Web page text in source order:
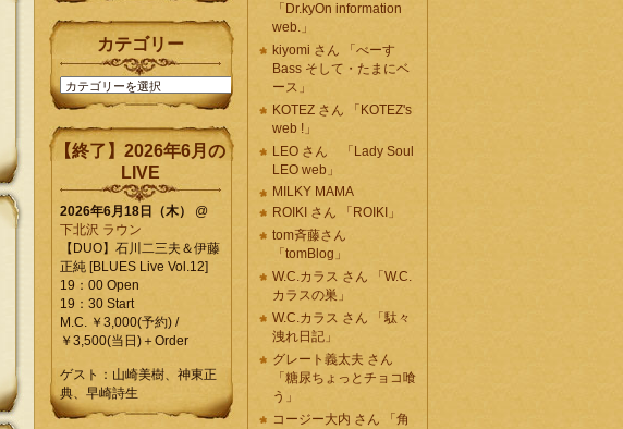
カテゴリー
カ
テ
リ
ー
【終了】2026年6月の
LIVE
2026年6月18日（木）
@
下北沢 ラウン
【DUO】石川二三夫＆伊藤
正純 [BLUES Live Vol.12]
19：00 Open
19：30 Start
M.C. ￥3,000(予約) /
￥3,500(当日)＋Order
ゲスト：山崎美樹、神東正
典、早崎詩生
「Dr.kyOn information
web.」
kiyomi さん 「べーす
Bass そして・たまにベ
ース」
KOTEZ さん 「KOTEZ's
web !」
LEO さん 「Lady Soul
LEO web」
MILKY MAMA
ROIKI さん 「ROIKI」
tom斉藤さん
「tomBlog」
W.C.カラス さん 「W.C.
カラスの巣」
W.C.カラス さん 「駄々
洩れ日記」
グレート義太夫 さん
「糖尿ちょっとチョコ喰
う」
コージー大内 さん 「角